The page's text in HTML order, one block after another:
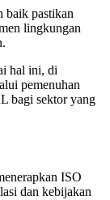
baik pastikan
lingkungan
hal ini, di
pemenuhan
bagi sektor yang
ISO
dan kebijakan